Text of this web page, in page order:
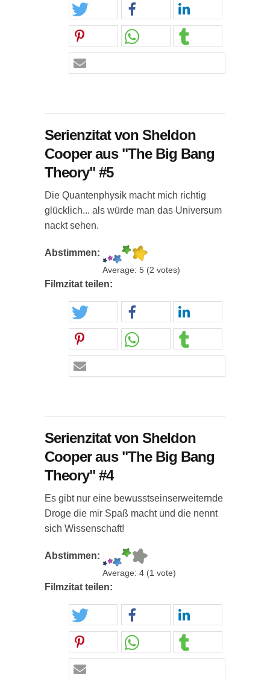
Serienzitat von Sheldon
Cooper aus "The Big Bang
Theory" #5
Die Quantenphysik macht mich richtig
glücklich... als würde man das Universum
nackt sehen.
Abstimmen:
Average: 5 (2 votes)
Filmzitat teilen:
Serienzitat von Sheldon
Cooper aus "The Big Bang
Theory" #4
Es gibt nur eine bewusstseinserweiternde
Droge die mir Spaß macht und die nennt
sich Wissenschaft!
Abstimmen:
Average: 4 (1 vote)
Filmzitat teilen: